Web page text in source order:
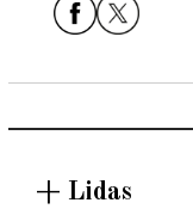
+ Lidas